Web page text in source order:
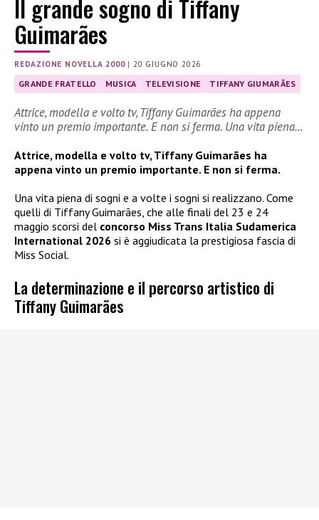
Il grande sogno di Tiffany
Guimarães
REDAZIONE NOVELLA 2000|20 GIUGNO 2026
GRANDE FRATELLO MUSICA TELEVISIONE TIFFANY GIUMARÃES
Attrice, modella e volto tv, Tiffany Guimarães ha appena
vinto un premio importante. E non si ferma. Una vita piena…
Attrice, modella e volto tv, Tiffany Guimarães ha
appena vinto un premio importante. E non si ferma.
Una vita piena di sogni e a volte i sogni si realizzano. Come
quelli di Tiffany Guimarães, che alle finali del 23 e 24
maggio scorsi del concorso Miss Trans Italia Sudamerica
International 2026 si è aggiudicata la prestigiosa fascia di
Miss Social.
La determinazione e il percorso artistico di
Tiffany Guimarães